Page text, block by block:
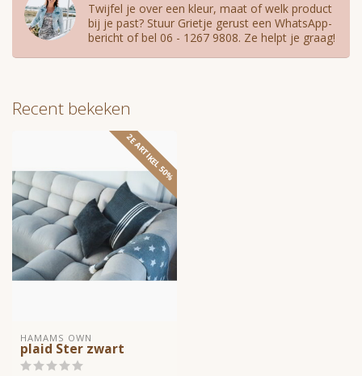
Twijfel je over een kleur, maat of welk product
bij je past? Stuur Grietje gerust een WhatsApp-
bericht of bel 06 - 1267 9808. Ze helpt je graag!
Recent bekeken
2E ARTIKEL 50%
HAMAMS OWN
plaid Ster zwart